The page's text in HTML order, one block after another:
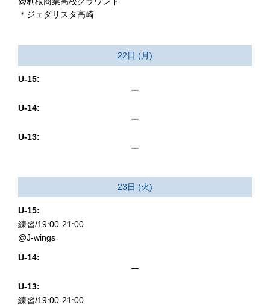
＊ジェダリスタ高崎
22日 (月)
U-15:
ー
U-14:
ー
U-13:
ー
23日 (火)
U-15:
練習/19:00-21:00
@J-wings
U-14:
ー
U-13:
練習/19:00-21:00